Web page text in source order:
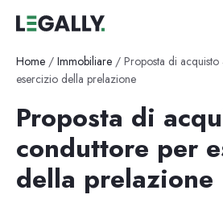
Home / Immobiliare / Proposta di
esercizio della prelazione
Proposta di
conduttore per
della prelazione